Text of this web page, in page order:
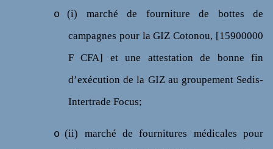
o
(i) marché de fourniture de bottes de
campagnes pour la GIZ Cotonou, [15900000
F CFA] et une attestation de bonne fin
d’exécution de la GIZ au groupement Sedis-
Intertrade Focus;
o (ii) marché de fournitures médicales pour